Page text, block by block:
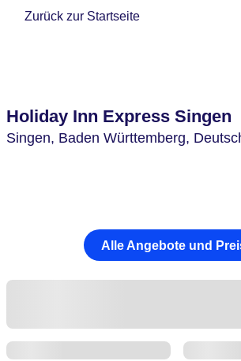
Zurück zur Startseite
Holiday Inn Express Singen
Singen, Baden Württemberg,
Alle Angebote und